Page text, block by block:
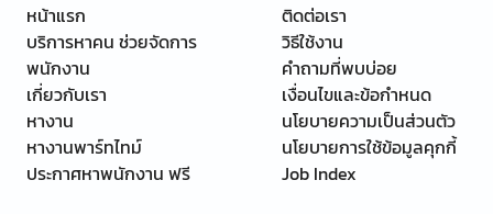
หน้าแรก
บริการหาคน ช่วยจัดการ
พนักงาน
เกี่ยวกับเรา
หางาน
หางานพาร์ทไทม์
ประกาศหาพนักงาน ฟรี
ติดต่อเรา
วิธีใช้งาน
คำถามที่พบบ่อย
เงื่อนไขและข้อกำหนด
นโยบายความเป็นส่วนตัว
นโยบายการใช้ข้อมูลคุกกี้
Job Index